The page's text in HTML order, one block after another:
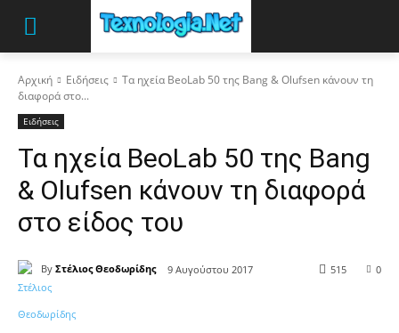
Αρχική Ειδήσεις
Τα ηχεία BeoLab 50 της Bang & Olufsen κάνουν τη
διαφορά στο...
Ειδήσεις
Τα ηχεία BeoLab 50 της Bang
& Olufsen κάνουν τη διαφορά
στο είδος του
By Στέλιος Θεοδωρίδης 9 Αυγούστου 2017 0
515